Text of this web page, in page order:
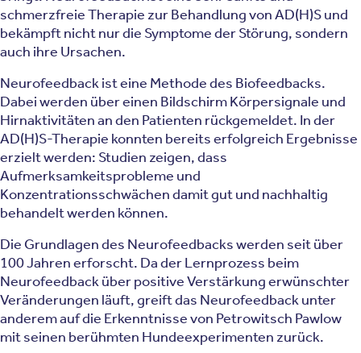
schmerzfreie Therapie zur Behandlung von AD(H)S und
bekämpft nicht nur die Symptome der Störung, sondern
auch ihre Ursachen.
Neurofeedback ist eine Methode des Biofeedbacks.
Dabei werden über einen Bildschirm Körpersignale und
Hirnaktivitäten an den Patienten rückgemeldet. In der
AD(H)S-Therapie konnten bereits erfolgreich Ergebnisse
erzielt werden: Studien zeigen, dass
Aufmerksamkeitsprobleme und
Konzentrationsschwächen damit gut und nachhaltig
behandelt werden können.
Die Grundlagen des Neurofeedbacks werden seit über
100 Jahren erforscht. Da der Lernprozess beim
Neurofeedback über positive Verstärkung erwünschter
Veränderungen läuft, greift das Neurofeedback unter
anderem auf die Erkenntnisse von Petrowitsch Pawlow
mit seinen berühmten Hundeexperimenten zurück.